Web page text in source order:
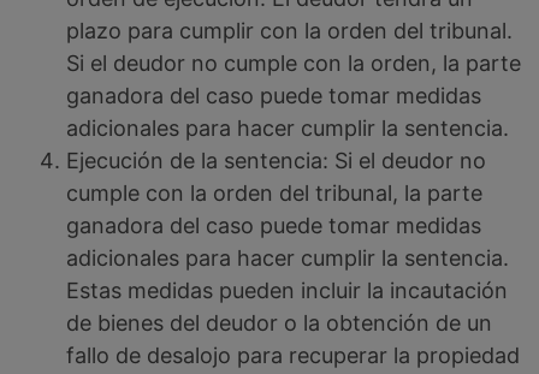
plazo para cumplir con la orden del tribunal.
Si el deudor no cumple con la orden, la parte
ganadora del caso puede tomar medidas
adicionales para hacer cumplir la sentencia.
Ejecución de la sentencia: Si el deudor no
cumple con la orden del tribunal, la parte
ganadora del caso puede tomar medidas
adicionales para hacer cumplir la sentencia.
Estas medidas pueden incluir la incautación
de bienes del deudor o la obtención de un
fallo de desalojo para recuperar la propiedad